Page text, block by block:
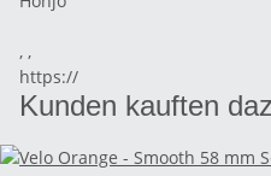
, ,
https://
Kunden kauften